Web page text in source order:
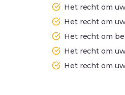
Het recht om
Het recht om
Het recht om
Het recht om
Het recht om